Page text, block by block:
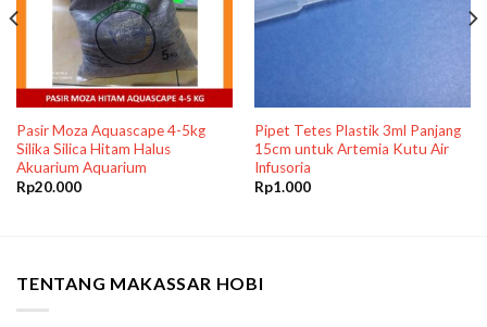
Pasir Moza Aquascape 4-5kg
Silika Silica Hitam Halus
Akuarium Aquarium
Rp20.000
Pipet Tetes Plastik 3ml Panjang
15cm untuk Artemia Kutu Air
Infusoria
Rp1.000
TENTANG MAKASSAR HOBI